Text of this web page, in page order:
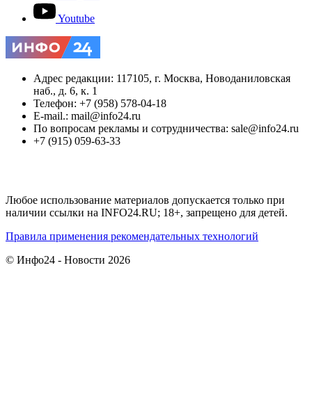
Youtube
Адрес редакции: 117105, г. Москва, Новоданиловская
наб., д. 6, к. 1
Телефон: +7 (958) 578-04-18
E-mail.: mail@info24.ru
По вопросам рекламы и сотрудничества: sale@info24.ru
+7 (915) 059-63-33
Любое использование материалов допускается только при
наличии ссылки на INFO24.RU; 18+, запрещено для детей.
Правила применения рекомендательных технологий
© Инфо24 - Новости 2026